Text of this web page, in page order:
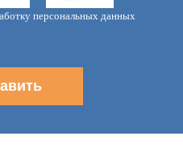
персональных данных